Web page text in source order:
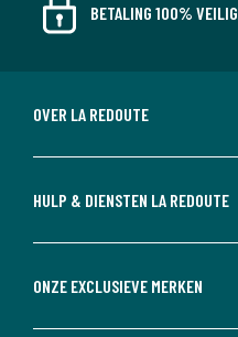
BETALING 100% VEILIG
OVER LA REDOUTE
HULP & DIENSTEN LA REDOUTE
ONZE EXCLUSIEVE MERKEN